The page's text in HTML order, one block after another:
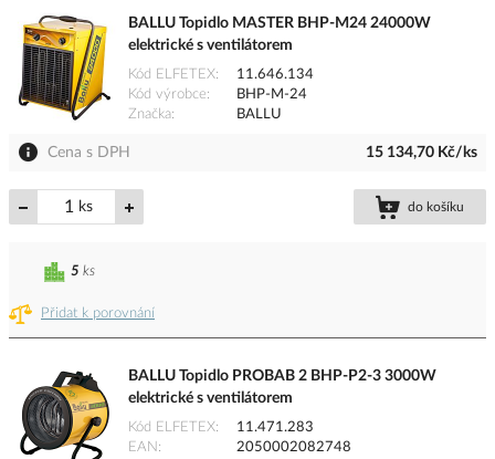
BALLU Topidlo MASTER BHP-M24 24000W
elektrické s ventilátorem
Kód ELFETEX
11.646.134
Kód výrobce
BHP-M-24
Značka
BALLU
Cena s DPH 15 134,70 Kč/ks
ks do košíku
Přidat k porovnání
5 ks
BALLU Topidlo PROBAB 2 BHP-P2-3 3000W
elektrické s ventilátorem
Kód ELFETEX
11.471.283
EAN
2050002082748